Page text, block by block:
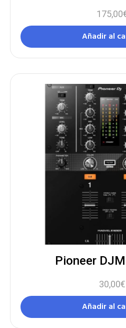
175,00
Añadir al
Pioneer
30,00€
Añadir al